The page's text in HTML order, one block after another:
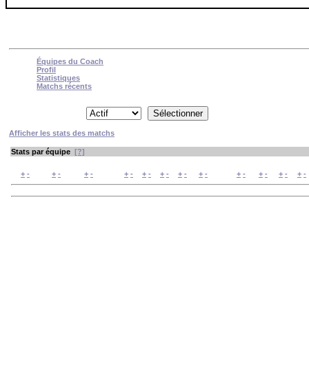
Équipes du Coach
Profil
Statistiques
Matchs récents
Afficher les stats des matchs
Stats par équipe [?]
+ - + - + - + - + - + - + - + - + - + - + - + -